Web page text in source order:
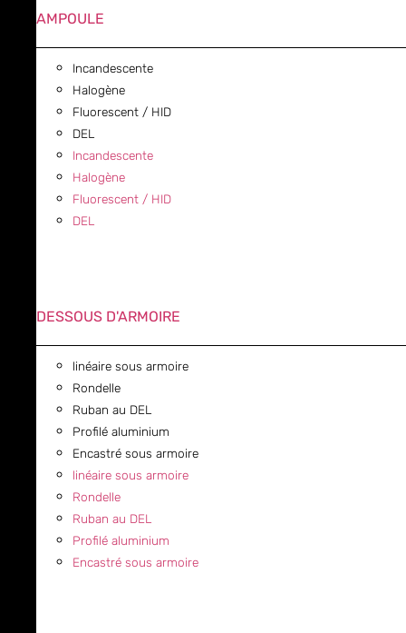
AMPOULE
Incandescente
Halogène
Fluorescent / HID
DEL
Incandescente
Halogène
Fluorescent / HID
DEL
DESSOUS D'ARMOIRE
linéaire sous armoire
Rondelle
Ruban au DEL
Profilé aluminium
Encastré sous armoire
linéaire sous armoire
Rondelle
Ruban au DEL
Profilé aluminium
Encastré sous armoire